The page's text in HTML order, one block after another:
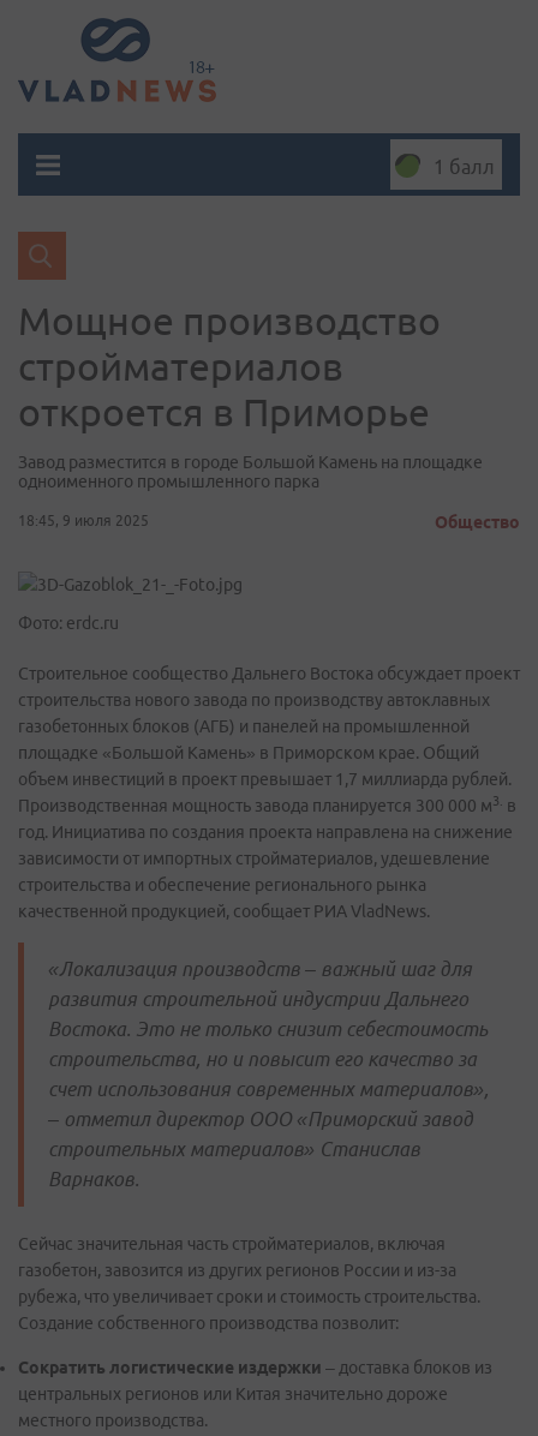
1 балл
Мощное производство
стройматериалов
откроется в Приморье
Завод разместится в городе Большой Камень на площадке
одноименного промышленного парка
18:45, 9 июля 2025 Общество
Фото: erdc.ru
Строительное сообщество Дальнего Востока обсуждает проект
строительства нового завода по производству автоклавных
газобетонных блоков (АГБ) и панелей на промышленной
площадке «Большой Камень» в Приморском крае. Общий
объем инвестиций в проект превышает 1,7 миллиарда рублей.
Производственная мощность завода планируется 300 000 м3. в
год. Инициатива по создания проекта направлена на снижение
зависимости от импортных стройматериалов, удешевление
строительства и обеспечение регионального рынка
качественной продукцией, сообщает РИА VladNews.
«Локализация производств – важный шаг для
развития строительной индустрии Дальнего
Востока. Это не только снизит себестоимость
строительства, но и повысит его качество за
счет использования современных материалов»,
– отметил директор ООО «Приморский завод
строительных материалов» Станислав
Варнаков.
Сейчас значительная часть стройматериалов, включая
газобетон, завозится из других регионов России и из-за
рубежа, что увеличивает сроки и стоимость строительства.
Создание собственного производства позволит:
Сократить логистические издержки – доставка блоков из
центральных регионов или Китая значительно дороже
местного производства.